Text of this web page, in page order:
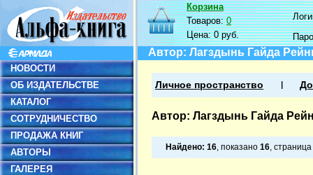
НОВОСТИ
ОБ ИЗДАТЕЛЬСТВЕ
КАТАЛОГ
СОТРУДНИЧЕСТВО
ПРОДАЖА КНИГ
АВТОРЫ
ГАЛЕРЕЯ
Корзина
Товаров:0
Цена:0 руб.
Автор: Лагздынь Гайда
Личное пространство
Автор: Лагздынь Гайда
Найдено: 16, показано 16, страница